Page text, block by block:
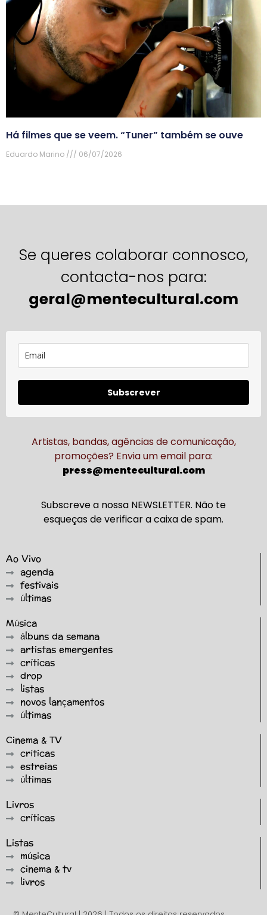
Há filmes que se veem. “Tuner” também se ouve
Eduardo Marino 06/07/2026
Se queres colaborar connosco,
contacta-nos para:
geral@mentecultural.com
Subscrever
Artistas, bandas, agências de comunicação,
promoções? Envia um email para:
press@mentecultural.com
Subscreve a nossa NEWSLETTER. Não te
esqueças de verificar a caixa de spam.
Ao Vivo
agenda
festivais
últimas
Música
álbuns da semana
artistas emergentes
críticas
drop
listas
novos lançamentos
últimas
Cinema & TV
críticas
estreias
últimas
Livros
críticas
Listas
música
cinema & tv
livros